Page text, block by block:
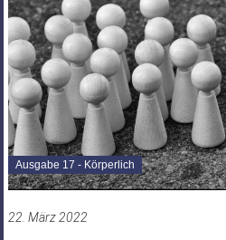
Ausgabe 17 - Körperlich
22. März 2022